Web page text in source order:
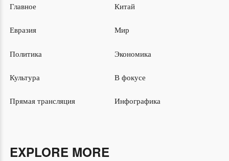
Главное Китай
Евразия Мир
Политика Экономика
Культура В фокусе
Прямая трансляция Инфографика
EXPLORE MORE